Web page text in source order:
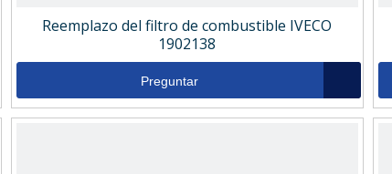
Reemplazo del filtro de combustible IVECO
1902138
Preguntar